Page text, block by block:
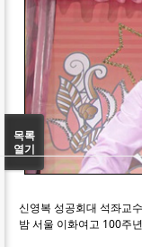
신영복 성공회대 석좌교
밤 서울 이화여고 100주
목록
열기